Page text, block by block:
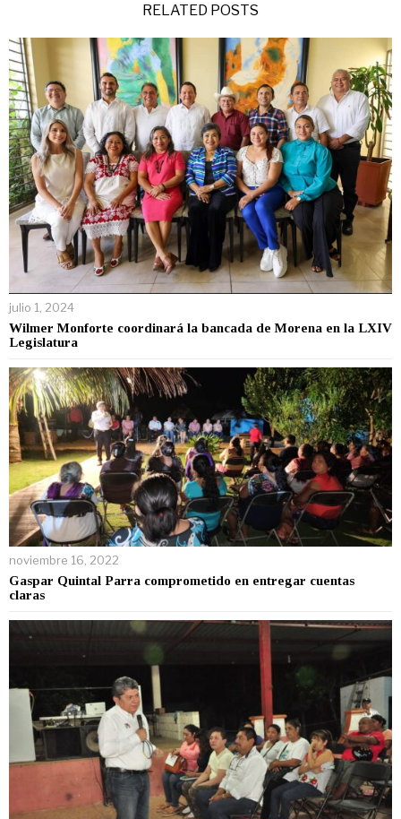
RELATED POSTS
julio 1, 2024
Wilmer Monforte coordinará la bancada de Morena en la LXIV
Legislatura
noviembre 16, 2022
Gaspar Quintal Parra comprometido en entregar cuentas
claras